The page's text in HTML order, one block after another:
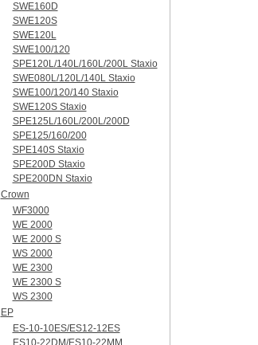
SWE160D
SWE120S
SWE120L
SWE100/120
SPE120L/140L/160L/200L Staxio
SWE080L/120L/140L Staxio
SWE100/120/140 Staxio
SWE120S Staxio
SPE125L/160L/200L/200D
SPE125/160/200
SPE140S Staxio
SPE200D Staxio
SPE200DN Staxio
Crown
WF3000
WE 2000
WE 2000 S
WS 2000
WE 2300
WE 2300 S
WS 2300
EP
ES-10-10ES/ES12-12ES
ES10-22DM/ES10-22MM